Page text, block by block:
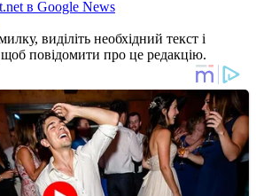
в Google News
виділіть необхідний текст і
повідомити про це редакцію.